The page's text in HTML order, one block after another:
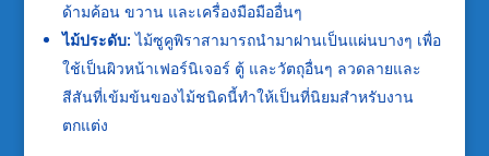
ด้ามค้อน ขวาน และเครื่องมือมืออื่นๆ
ไม้ประดับ: ไม้ซูคูพิราสามารถนำมาฝานเป็นแผ่นบางๆ เพื่อ
ใช้เป็นผิวหน้าเฟอร์นิเจอร์ ตู้ และวัตถุอื่นๆ ลวดลายและ
สีสันที่เข้มข้นของไม้ชนิดนี้ทำให้เป็นที่นิยมสำหรับงาน
ตกแต่ง